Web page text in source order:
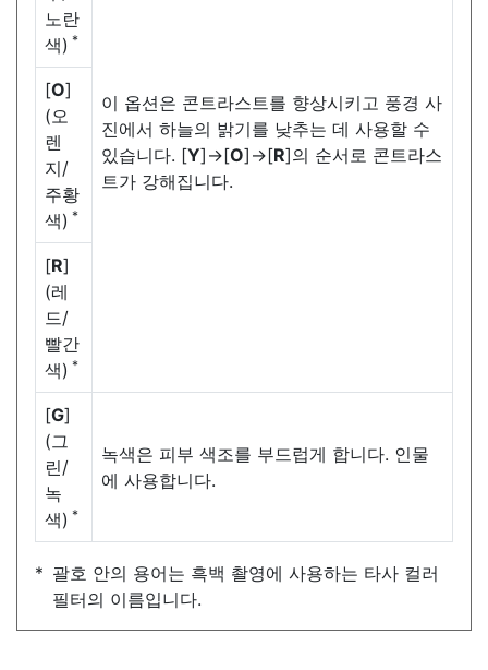
노란
색) *
이 옵션은 콘트라스트를 향상시키고 풍경 사
진에서 하늘의 밝기를 낮추는 데 사용할 수
있습니다. [Y]→[O]→[R]의 순서로 콘트라스
트가 강해집니다.
[O]
(오
렌
지/
주황
색) *
[R]
(레
드/
빨간
색) *
[G]
(그
린/
녹
색) *
녹색은 피부 색조를 부드럽게 합니다. 인물
에 사용합니다.
괄호 안의 용어는 흑백 촬영에 사용하는 타사 컬러
필터의 이름입니다.